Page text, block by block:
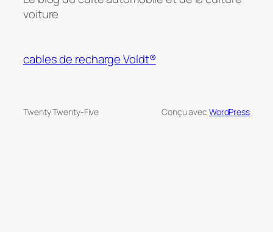
voiture
cables de recharge Voldt®
Twenty Twenty-Five Conçu avec WordPress